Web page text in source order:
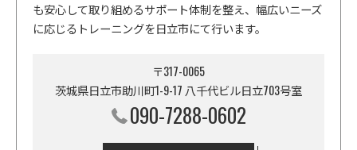
も安心して取り組めるサポート体制を整え、幅広いニーズ
に応じるトレーニングを日立市にて行います。
〒317-0065
茨城県日立市助川町1-9-17 八千代ビル日立703号室
090-7288-0602